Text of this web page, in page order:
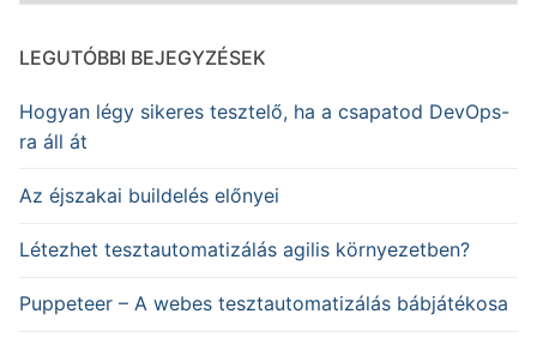
LEGUTÓBBI BEJEGYZÉSEK
Hogyan légy sikeres tesztelő, ha a csapatod DevOps-
ra áll át
Az éjszakai buildelés előnyei
Létezhet tesztautomatizálás agilis környezetben?
Puppeteer – A webes tesztautomatizálás bábjátékosa